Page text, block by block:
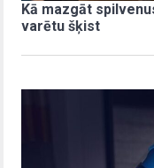
Kā mazgāt
varētu šķist